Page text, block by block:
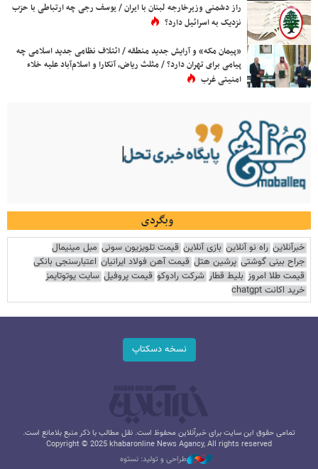
راز دشمنی وزیرخارجه لبنان با ایران / یوسف رجی چه ارتباطی با حزب
نزدیک به اسرائیل دارد؟
«پیمان مکه» و آرایش جدید منطقه / ائتلاف نظامی جدید اسلامی چه
پیامی برای تهران دارد؟ / مثلث ریاض، آنکارا و اسلام‌آباد علیه خلاء
امنیتی غرب
وبگردی
خبرآنلاین راه نو آنلاین بازی آنلاین قیمت تلویزیون سونی مبل مینیمال
جراح بینی گوشتی پرشین هتل قیمت آهن فولاد ایرانیان اعتبارسنجی بانکی
قیمت طلا امروز بلیط قطار شرکت رادوکو قیمت پروفیل سایت یوتوتایمز
خرید اکانت chatgpt
نسخه دسکتاپ
تمامی حقوق این سایت برای خبرآنلاین محفوظ است. نقل مطالب با ذکر منبع بلامانع است.
Copyright © 2025 khabaronline News Agancy, All rights reserved
طراحی و تولید: نستوه